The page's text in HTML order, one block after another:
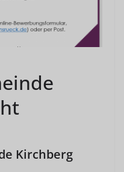
Kirchberg